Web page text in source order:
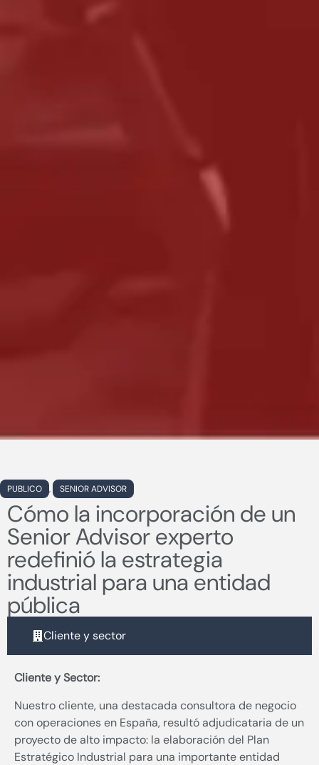
PUBLICO , SENIOR ADVISOR
Cómo la incorporación de un
Senior Advisor experto
redefinió la estrategia
industrial para una entidad
pública
Cliente y sector
Cliente y Sector:
Nuestro cliente, una destacada consultora de negocio
con operaciones en España, resultó adjudicataria de un
proyecto de alto impacto: la elaboración del Plan
Estratégico Industrial para una importante entidad